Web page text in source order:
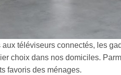
aux téléviseurs connectés, les
choix dans nos domiciles.
favoris des ménages.